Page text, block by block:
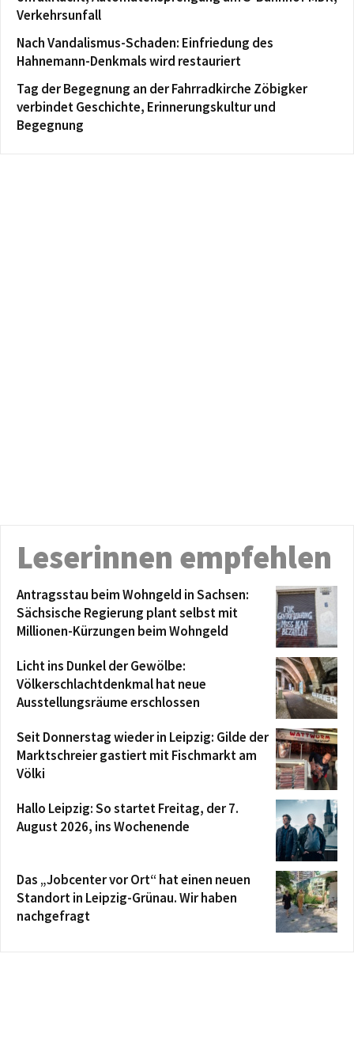
Verkehrsunfall
Nach Vandalismus-Schaden: Einfriedung des
Hahnemann-Denkmals wird restauriert
Tag der Begegnung an der Fahrradkirche Zöbigker
verbindet Geschichte, Erinnerungskultur und
Begegnung
Leserinnen empfehlen
Antragsstau beim Wohngeld in Sachsen:
Sächsische Regierung plant selbst mit
Millionen-Kürzungen beim Wohngeld
Licht ins Dunkel der Gewölbe:
Völkerschlachtdenkmal hat neue
Ausstellungsräume erschlossen
Seit Donnerstag wieder in Leipzig: Gilde der
Marktschreier gastiert mit Fischmarkt am
Völki
Hallo Leipzig: So startet Freitag, der 7.
August 2026, ins Wochenende
Das „Jobcenter vor Ort“ hat einen neuen
Standort in Leipzig-Grünau. Wir haben
nachgefragt